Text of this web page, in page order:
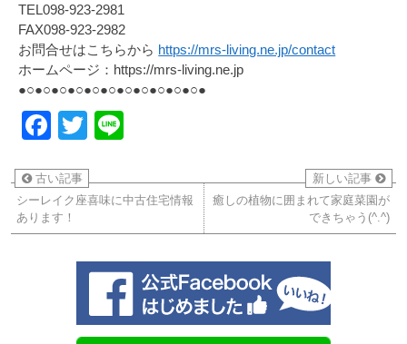
TEL098-923-2981
FAX098-923-2982
お問合せはこちらから https://mrs-living.ne.jp/contact
ホームページ：https://mrs-living.ne.jp
●○●○●○●○●○●○●○●○●○●○●○●
Facebook
Twitter
古い記事
シーレイク座喜味に中古住宅情報
あります！
新しい記事
癒しの植物に囲まれて家庭菜園が
できちゃう(^.^)